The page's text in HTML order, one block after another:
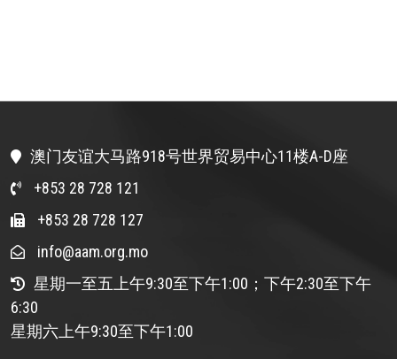
澳门友谊大马路918号世界贸易中心11楼A-D座
+853 28 728 121
+853 28 728 127
info@aam.org.mo
星期一至五上午9:30至下午1:00；下午2:30至下午
6:30
星期六上午9:30至下午1:00